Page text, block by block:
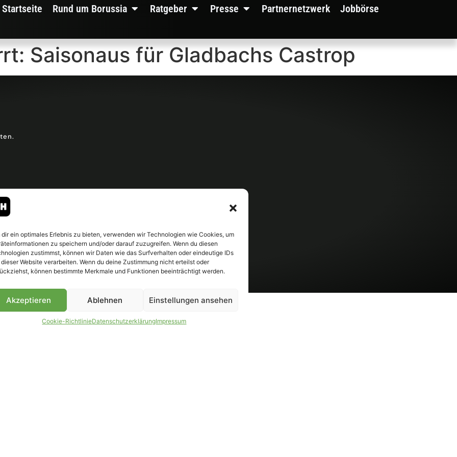
dir ein optimales Erlebnis zu bieten, verwenden wir Technologien wie Cookies, um
zu speichern und/oder darauf zuzugreifen. Wenn du diesen
zustimmst, können wir Daten wie das Surfverhalten oder eindeutige IDs
Website verarbeiten. Wenn du deine Zustimmung nicht erteilst oder
können bestimmte Merkmale und Funktionen beeinträchtigt werden.
Akzeptieren Ablehnen Einstellungen ansehen
Cookie-RichtlinieDatenschutzerklärungImpressum
Startseite Rund um Borussia Ratgeber Presse Partnernetzwerk Jobbörse
Saisonaus für Gladbachs Castrop